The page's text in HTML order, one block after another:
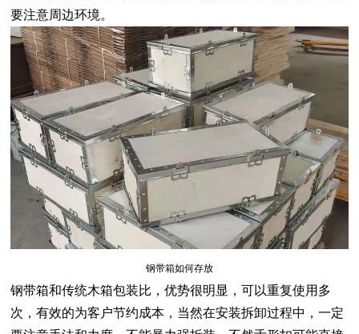
要注意周边环境。
钢带箱如何存放
钢带箱和传统木箱包装比，优势很明显，可以重复使用多
次，有效的为客户节约成本，当然在安装拆卸过程中，一定